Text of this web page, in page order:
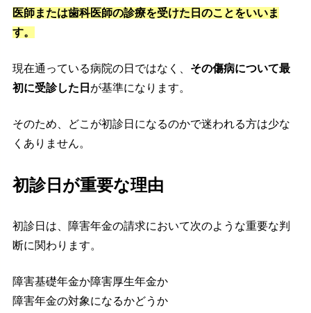
医師または歯科医師の診療を受けた日のことをいいま
す。
現在通っている病院の日ではなく、 その傷病について最
初に受診した日 が基準になります。
そのため、どこが初診日になるのかで迷われる方は少な
くありません。
初診日が重要な理由
初診日は、障害年金の請求において次のような重要な判
断に関わります。
障害基礎年金か障害厚生年金か
障害年金の対象になるかどうか